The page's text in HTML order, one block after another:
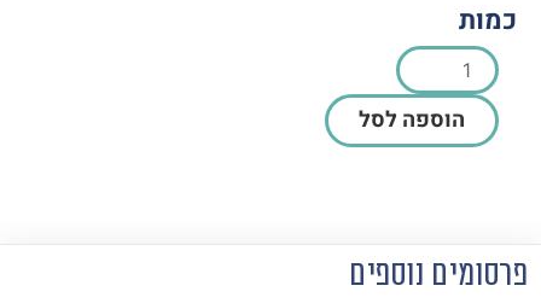
כמות
הוספה לסל
פרסומים נוספים